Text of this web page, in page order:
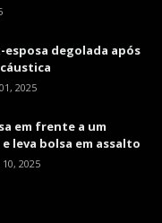
degolada após
2025
em frente a um
leva bolsa em assalto
2025